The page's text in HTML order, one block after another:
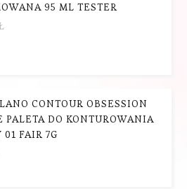
95 ML TESTER
CONTOUR OBSESSION
PALETA DO KONTUROWANIA
01 FAIR 7G